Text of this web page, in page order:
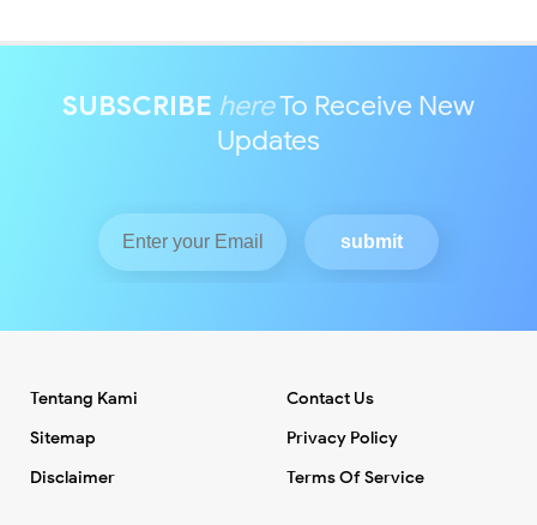
SUBSCRIBE hereTo Receive New
Updates
Tentang Kami
Contact Us
Sitemap
Privacy Policy
Disclaimer
Terms Of Service